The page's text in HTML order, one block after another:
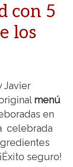
con 5
los
Javier
menú
en
celebrada
seguro!